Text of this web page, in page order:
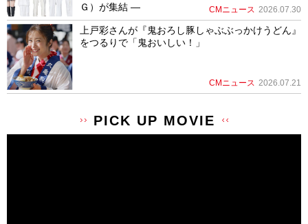
Ｇ）が集結 ―
CMニュース 2026.07.30
上戸彩さんが『鬼おろし豚しゃぶぶっかけうどん』
をつるりで「鬼おいしい！」
CMニュース 2026.07.21
PICK UP MOVIE